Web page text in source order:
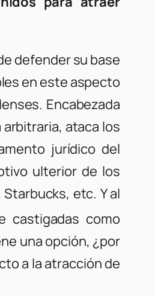
defender su base
en este aspecto
Encabezada
arbitraria, ataca los
jurídico del
ulterior de los
etc. Y al
castigadas como
una opción, ¿por
a la atracción de